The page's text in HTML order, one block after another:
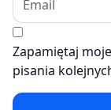
Zapamiętaj
pisania